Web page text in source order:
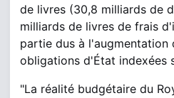
de livres (30,8 milliards de
milliards de livres de frais
partie dus à l'augmentation
obligations d'État indexées
"La réalité budgétaire du